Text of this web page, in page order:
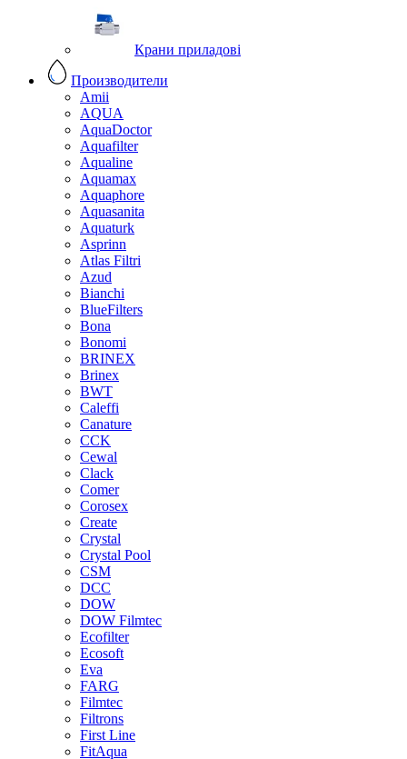
Крани приладові
Производители
Amii
AQUA
AquaDoctor
Aquafilter
Aqualine
Aquamax
Aquaphore
Aquasanita
Aquaturk
Asprinn
Atlas Filtri
Azud
Bianchi
BlueFilters
Bona
Bonomi
BRINEX
Brinex
BWT
Caleffi
Canature
CCK
Cewal
Clack
Comer
Corosex
Create
Crystal
Crystal Pool
CSM
DCC
DOW
DOW Filmtec
Ecofilter
Ecosoft
Eva
FARG
Filmtec
Filtrons
First Line
FitAqua